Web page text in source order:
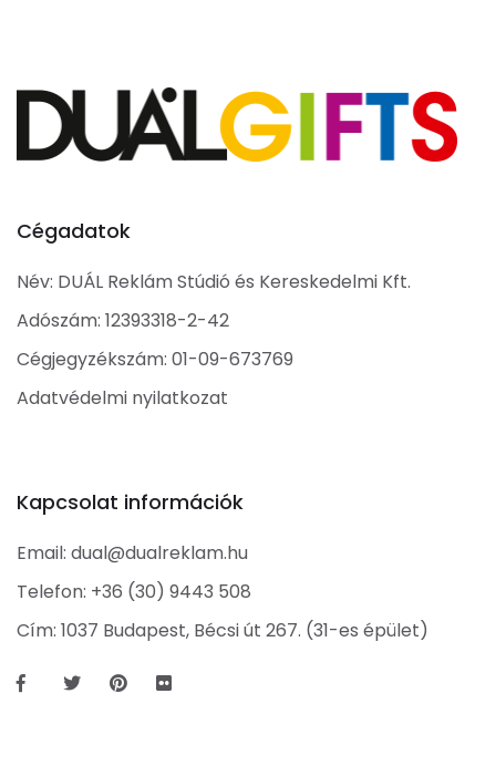
Cégadatok
Név: DUÁL Reklám Stúdió és Kereskedelmi Kft.
Adószám: 12393318-2-42
Cégjegyzékszám: 01-09-673769
Adatvédelmi nyilatkozat
Kapcsolat információk
Email: dual@dualreklam.hu
Telefon: +36 (30) 9443 508
Cím: 1037 Budapest, Bécsi út 267. (31-es épület)